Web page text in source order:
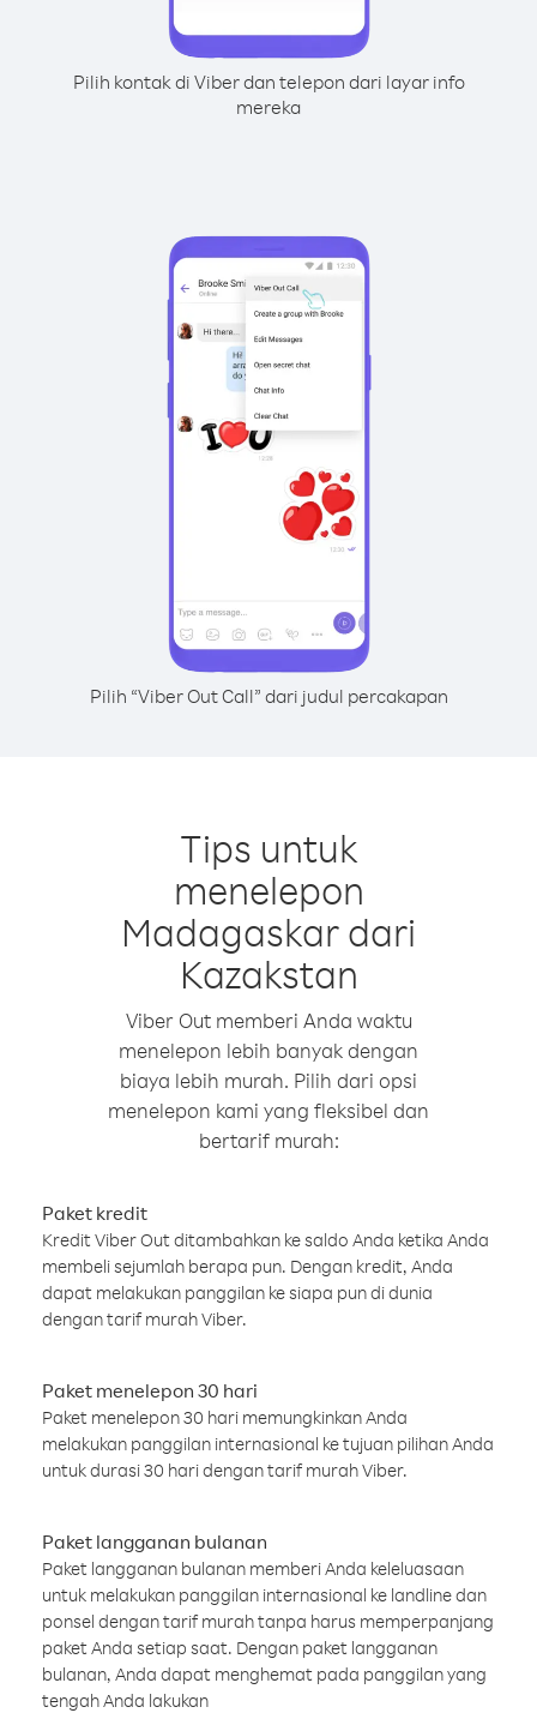
Pilih kontak di Viber dan telepon dari layar info
mereka
Pilih “Viber Out Call” dari judul percakapan
Tips untuk
menelepon
Madagaskar dari
Kazakstan
Viber Out memberi Anda waktu
menelepon lebih banyak dengan
biaya lebih murah. Pilih dari opsi
menelepon kami yang fleksibel dan
bertarif murah:
Paket kredit
Kredit Viber Out ditambahkan ke saldo Anda ketika Anda
membeli sejumlah berapa pun. Dengan kredit, Anda
dapat melakukan panggilan ke siapa pun di dunia
dengan tarif murah Viber.
Paket menelepon 30 hari
Paket menelepon 30 hari memungkinkan Anda
melakukan panggilan internasional ke tujuan pilihan Anda
untuk durasi 30 hari dengan tarif murah Viber.
Paket langganan bulanan
Paket langganan bulanan memberi Anda keleluasaan
untuk melakukan panggilan internasional ke landline dan
ponsel dengan tarif murah tanpa harus memperpanjang
paket Anda setiap saat. Dengan paket langganan
bulanan, Anda dapat menghemat pada panggilan yang
tengah Anda lakukan